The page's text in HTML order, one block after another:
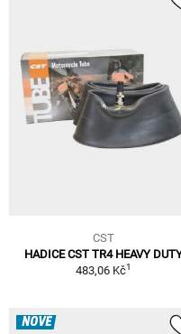
CST
HADICE CST TR4 HEAVY
483,06 Kč1
NOVÉ